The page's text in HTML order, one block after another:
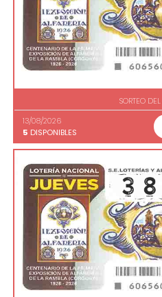
SORTEO
13/08/2026
5 DISPONIBLES